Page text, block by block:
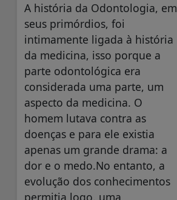
A história da Odontologia, em
seus primórdios, foi
intimamente ligada à história
da medicina, isso porque a
parte odontológica era
considerada uma parte, um
aspecto da medicina. O
homem lutava contra as
doenças e para ele existia
apenas um grande drama: a
dor e o medo.No entanto, a
evolução dos conhecimentos
permitia logo, uma